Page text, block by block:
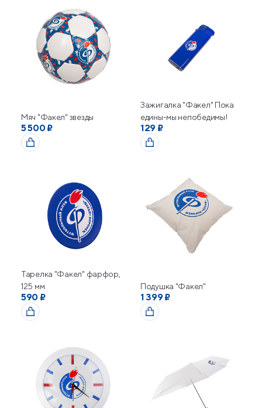
Мяч "Факел" звезды
5 500 ₽
Зажигалка "Факел" Пока
едины-мы непобедимы!
129 ₽
Тарелка "Факел" фарфор,
125 мм
590 ₽
Подушка "Факел"
1 399 ₽